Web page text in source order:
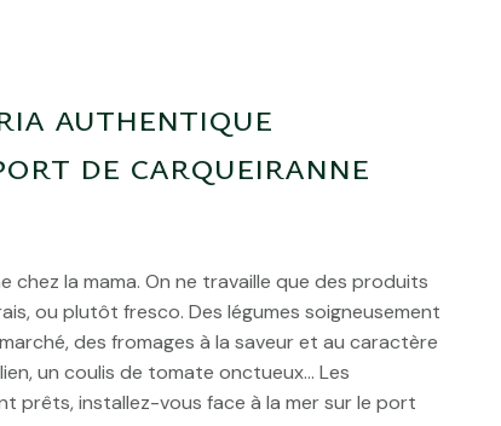
authentique
de carqueiranne
chez la mama. On ne travaille que des produits
ou plutôt fresco. Des légumes soigneusement
des fromages à la saveur et au caractère
un coulis de tomate onctueux… Les
prêts, installez-vous face à la mer sur le port